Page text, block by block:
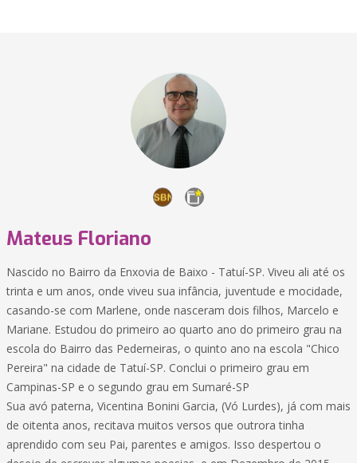
Mateus Floriano
Nascido no Bairro da Enxovia de Baixo - Tatuí-SP. Viveu ali até os
trinta e um anos, onde viveu sua infância, juventude e mocidade,
casando-se com Marlene, onde nasceram dois filhos, Marcelo e
Mariane. Estudou do primeiro ao quarto ano do primeiro grau na
escola do Bairro das Pederneiras, o quinto ano na escola "Chico
Pereira" na cidade de Tatuí-SP. Conclui o primeiro grau em
Campinas-SP e o segundo grau em Sumaré-SP
Sua avó paterna, Vicentina Bonini Garcia, (Vó Lurdes), já com mais
de oitenta anos, recitava muitos versos que outrora tinha
aprendido com seu Pai, parentes e amigos. Isso despertou o